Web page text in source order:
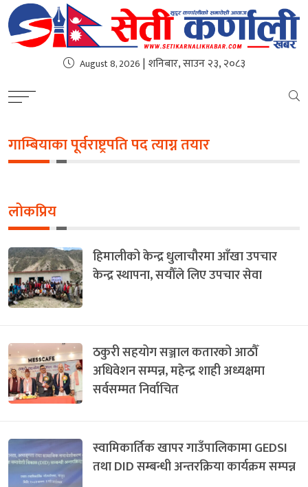
August 8, 2026 | शनिबार, साउन २३, २०८३
गाम्बियाका पूर्वराष्ट्रपति पद त्याग्न तयार
लोकप्रिय
हिमालीको केन्द्र धुलाचौरमा आँखा उपचार
केन्द्र स्थापना, सयौँले लिए उपचार सेवा
ठकुरी सहयोग सञ्जाल कतारको आठौँ
अधिवेशन सम्पन्न, महेन्द्र शाही अध्यक्षमा
सर्वसम्मत निर्वाचित
स्वामिकार्तिक खापर गाउँपालिकामा GEDSI
तथा DID सम्बन्धी अन्तरक्रिया कार्यक्रम सम्पन्न